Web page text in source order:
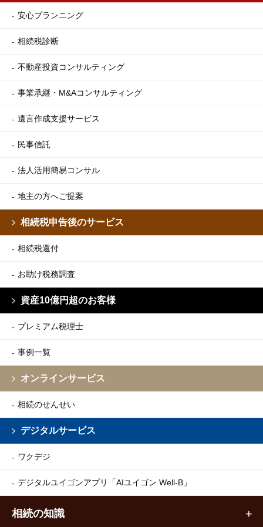
安心プランニング
相続税診断
不動産投資コンサルティング
事業承継・M&Aコンサルティング
遺言作成支援サービス
民事信託
法人活用簡易コンサル
地主の方へご提案
相続税申告後のサービス
相続税還付
お助け税務調査
資産10億円超のお客様
プレミアム税理士
事例一覧
オンラインサービス
相続のせんせい
デジタルサービス
ワクデジ
デジタルユイゴンアプリ 「AIユイゴン Well-B」
相続の知識